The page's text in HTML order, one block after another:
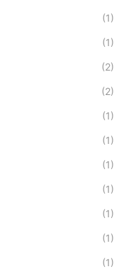
(1)
(1)
(2)
(2)
(1)
(1)
(1)
(1)
(1)
(1)
(1)